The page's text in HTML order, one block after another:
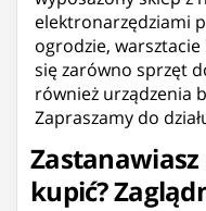
elektronarzędziami
ogrodzie,
się zarówno sprzęt
również urządzenia
Zapraszamy do
kupić?